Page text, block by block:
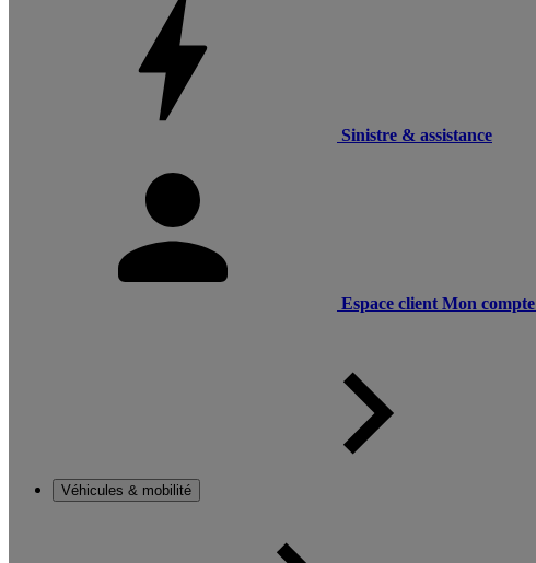
Sinistre & assistance
Espace client Mon compte
Véhicules & mobilité